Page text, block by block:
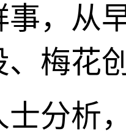
事，从
、梅花
分析